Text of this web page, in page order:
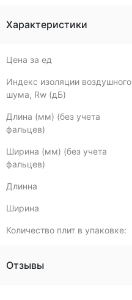
Характеристики
Цена за ед
Индекс изоляции воздушного
шума, Rw (дБ)
Длина (мм) (без учета
фальцев)
Ширина (мм) (без учета
фальцев)
Длинна
Ширина
Количество плит в упаковке:
Отзывы